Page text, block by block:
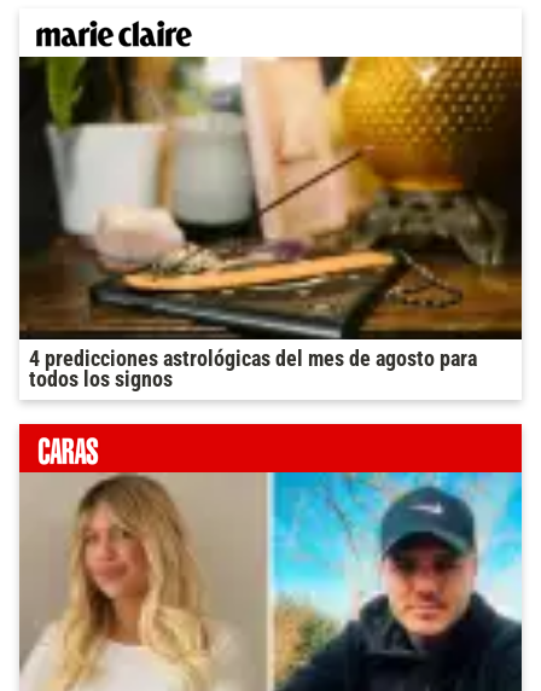
4 predicciones astrológicas del mes de agosto para
todos los signos